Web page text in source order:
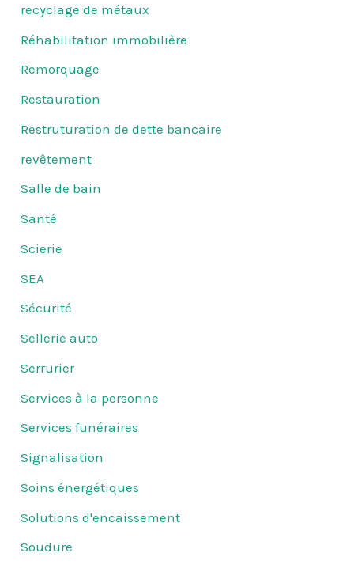
recyclage de métaux
Réhabilitation immobilière
Remorquage
Restauration
Restruturation de dette bancaire
revêtement
Salle de bain
Santé
Scierie
SEA
Sécurité
Sellerie auto
Serrurier
Services à la personne
Services funéraires
Signalisation
Soins énergétiques
Solutions d'encaissement
Soudure